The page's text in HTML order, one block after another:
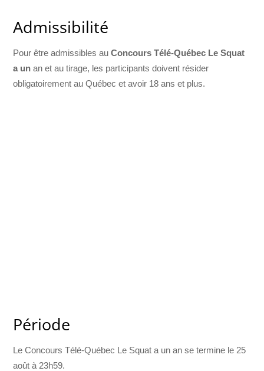
Admissibilité
Pour être admissibles auConcours Télé-Québec Le Squat
a un an et au tirage, les participants doivent résider
obligatoirement au Québec et avoir 18 ans et plus.
Période
Le Concours Télé-Québec Le Squat a un an se termine le 25
août à 23h59.